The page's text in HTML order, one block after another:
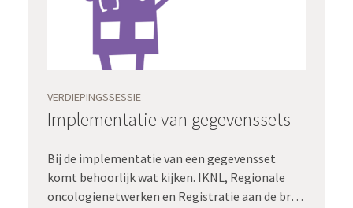
VERDIEPINGSSESSIE
Implementatie van gegevenssets
Bij de implementatie van een gegevensset
komt behoorlijk wat kijken. IKNL, Regionale
oncologienetwerken en Registratie aan de bron